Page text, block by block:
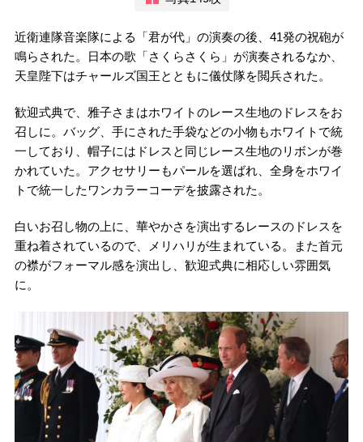
近衛連隊音楽隊による「君が代」の演奏の後、41発の祝砲が
鳴らされた。日本の歌「さくらさくら」が演奏されるなか、
天皇陛下はチャールズ国王とともに儀仗隊を閲兵された。
歓迎式典で、雅子さまはホワイトのレース生地のドレスをお
召しに。バッグ、手にされた手袋などの小物もホワイトで統
一しており、帽子にはドレスと同じレース生地のリボンが巻
かれていた。アクセサリーもパールを選ばれ、全身をホワイ
トで統一したワンカラーコーデを披露された。
白いお召し物の上に、華やかさを演出するレースのドレスを
重ね着されているので、メリハリが生まれている。また首元
の襟がフォーマル感を演出し、歓迎式典に相応しい雰囲気
に。